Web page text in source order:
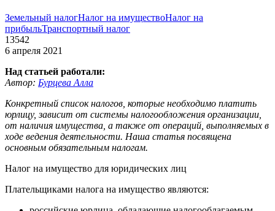
Земельный налогНалог на имуществоНалог на
прибыльТранспортный налог
13542
6 апреля 2021
Над статьей работали:
Автор: Бурцева Алла
Конкретный список налогов, которые необходимо платить
юрлицу, зависит от системы налогообложения организации,
от наличия имущества, а также от операций, выполняемых в
ходе ведения деятельности. Наша статья посвящена
основным обязательным налогам.
Налог на имущество для юридических лиц
Плательщиками налога на имущество являются: